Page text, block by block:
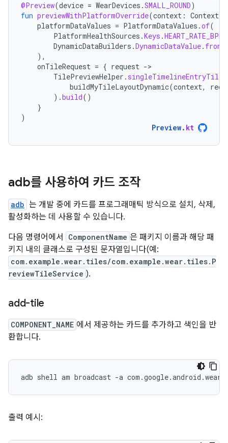
@Preview(device = WearDevices .SMALL_ROUND)
fun previewWithPlatformOverride(context : Context
platformDataValues = PlatformDataValues .of(
PlatformHealthSources .Keys .HEART_RATE_BPM
DynamicDataBuilders .DynamicDataValue.
),
onTileRequest = { request -
TilePreviewHelper .
buildMyTileLayoutDynamic(context,
).build()
}
)
Preview. kt
adb를 사용하여 카드 조작
adb 는 개발 중에 카드를 프로그래매틱 방식으로 설치, 삭제,
활성화하는 데 사용할 수 있습니다.
다음 명령어에서
ComponentName 은 패키지 이름과 해당 패
키지 내의 클래스로 구성된 문자열입니다(예:
com.example.wear.tiles/com.example.wear.tiles.P
reviewTileService ).
add-tile
COMPONENT_NAME 에서 제공하는 카드를 추가하고 색인을 반
환합니다.
adb shell am broadcast -a
출력 예시: